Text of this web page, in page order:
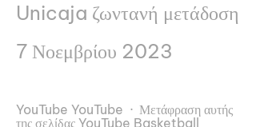
Unicaja ζωντανή μετάδοση
7 Νοεμβρίου 2023
YouTube YouTube  ·  Μετάφραση αυτής
της σελίδας YouTube Basketball